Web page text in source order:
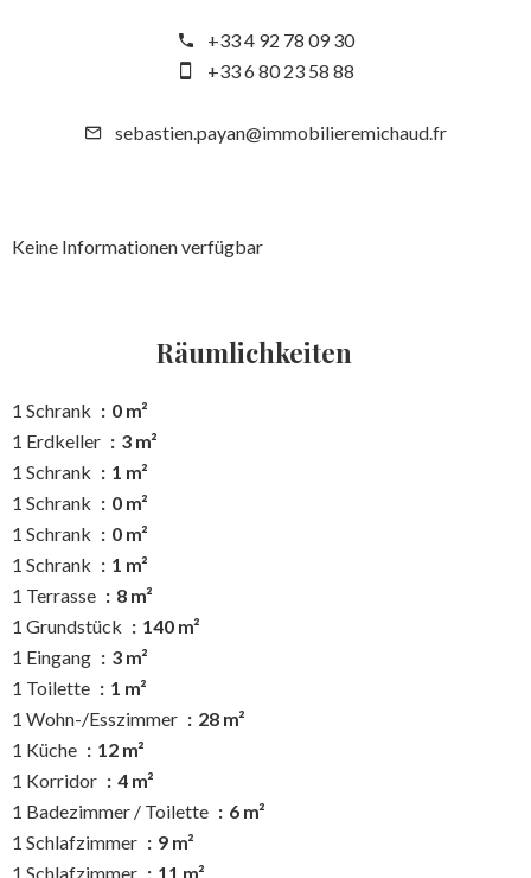
+33 4 92 78 09 30
+33 6 80 23 58 88
sebastien.payan@immobilieremichaud.fr
Keine Informationen verfügbar
Räumlichkeiten
1 Schrank
0 m²
1 Erdkeller
3 m²
1 Schrank
1 m²
1 Schrank
0 m²
1 Schrank
0 m²
1 Schrank
1 m²
1 Terrasse
8 m²
1 Grundstück
140 m²
1 Eingang
3 m²
1 Toilette
1 m²
1 Wohn-/Esszimmer
28 m²
1 Küche
12 m²
1 Korridor
4 m²
1 Badezimmer / Toilette
6 m²
1 Schlafzimmer
9 m²
1 Schlafzimmer
11 m²